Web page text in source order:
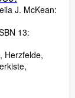
J. McKean:
13:
Herzfelde,
,